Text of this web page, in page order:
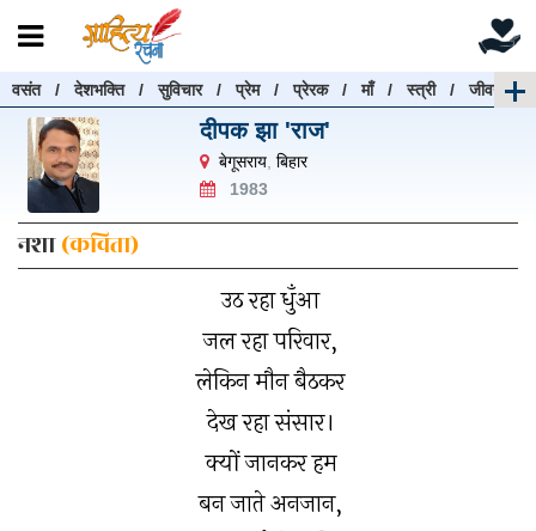
वसंत/देशभक्ति/सुविचार/प्रेम/प्रेरक/माँ/स्त्री/जीवन
दीपक झा 'राज'
बेगूसराय, बिहार
1983
नशा(कविता)
उठ रहा धुँआ
जल रहा परिवार,
लेकिन मौन बैठकर
देख रहा संसार।
क्यों जानकर हम
बन जाते अनजान,
रचनाएँ खोजें
रचनाएँ खोजने के लिए नीचे दी गई बॉक्स में हिन्दी में लिखें और
"खोजें" बटन पर क्लिक करें
खोजें